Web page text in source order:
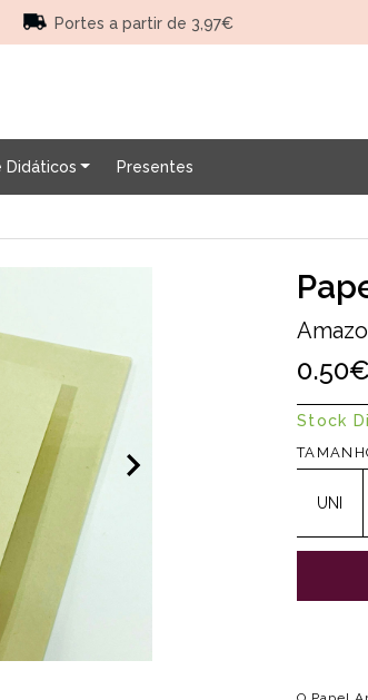
Portes a partir de 3,97€
Didáticos Presentes
0.50€
Stock
UNI